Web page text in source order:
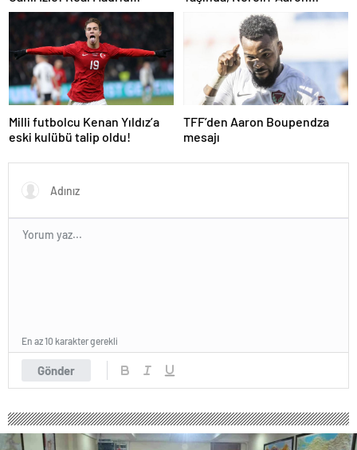
Arsenal Maçı Hangi Kanalda?
Real Madrid Arsenal Maçı Ne
Zaman, Saat Kaçta? İşte Maç
Kadrosu
Boupendza neden öldü?
Süper Lig’in eski gol kralı
hayatını kaybetti!
Milli futbolcu Kenan Yıldız’a
eski kulübü talip oldu!
TFF’den Aaron Boupendza
mesajı
Gönder
En az 10 karakter gerekli